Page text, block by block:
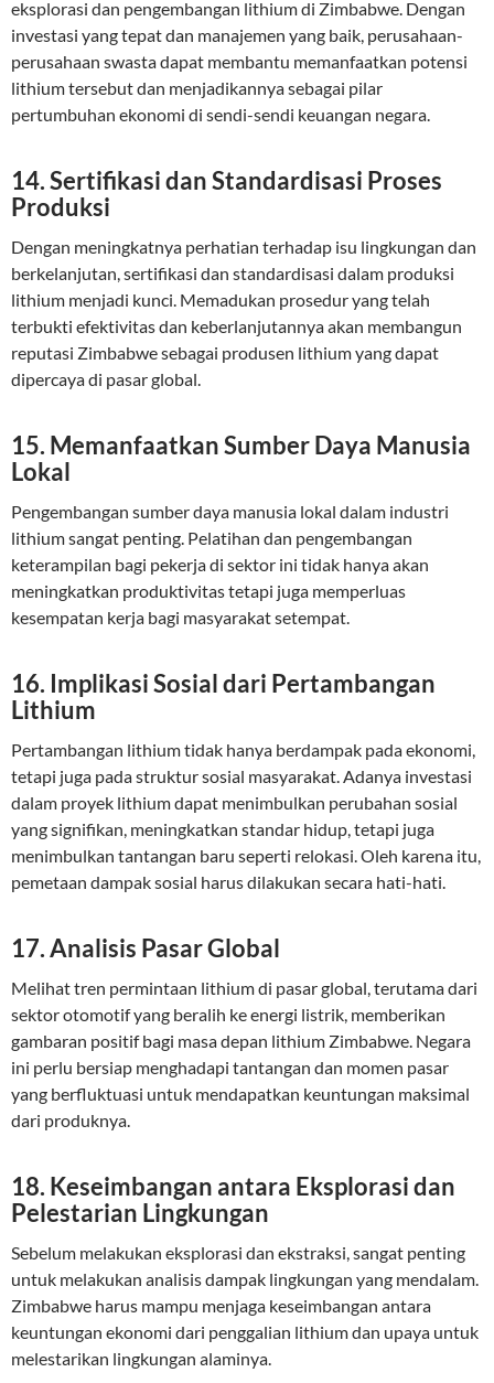
eksplorasi dan pengembangan lithium di Zimbabwe. Dengan
investasi yang tepat dan manajemen yang baik, perusahaan-
perusahaan swasta dapat membantu memanfaatkan potensi
lithium tersebut dan menjadikannya sebagai pilar
pertumbuhan ekonomi di sendi-sendi keuangan negara.
14. Sertifikasi dan Standardisasi Proses
Produksi
Dengan meningkatnya perhatian terhadap isu lingkungan dan
berkelanjutan, sertifikasi dan standardisasi dalam produksi
lithium menjadi kunci. Memadukan prosedur yang telah
terbukti efektivitas dan keberlanjutannya akan membangun
reputasi Zimbabwe sebagai produsen lithium yang dapat
dipercaya di pasar global.
15. Memanfaatkan Sumber Daya Manusia
Lokal
Pengembangan sumber daya manusia lokal dalam industri
lithium sangat penting. Pelatihan dan pengembangan
keterampilan bagi pekerja di sektor ini tidak hanya akan
meningkatkan produktivitas tetapi juga memperluas
kesempatan kerja bagi masyarakat setempat.
16. Implikasi Sosial dari Pertambangan
Lithium
Pertambangan lithium tidak hanya berdampak pada ekonomi,
tetapi juga pada struktur sosial masyarakat. Adanya investasi
dalam proyek lithium dapat menimbulkan perubahan sosial
yang signifikan, meningkatkan standar hidup, tetapi juga
menimbulkan tantangan baru seperti relokasi. Oleh karena itu,
pemetaan dampak sosial harus dilakukan secara hati-hati.
17. Analisis Pasar Global
Melihat tren permintaan lithium di pasar global, terutama dari
sektor otomotif yang beralih ke energi listrik, memberikan
gambaran positif bagi masa depan lithium Zimbabwe. Negara
ini perlu bersiap menghadapi tantangan dan momen pasar
yang berfluktuasi untuk mendapatkan keuntungan maksimal
dari produknya.
18. Keseimbangan antara Eksplorasi dan
Pelestarian Lingkungan
Sebelum melakukan eksplorasi dan ekstraksi, sangat penting
untuk melakukan analisis dampak lingkungan yang mendalam.
Zimbabwe harus mampu menjaga keseimbangan antara
keuntungan ekonomi dari penggalian lithium dan upaya untuk
melestarikan lingkungan alaminya.